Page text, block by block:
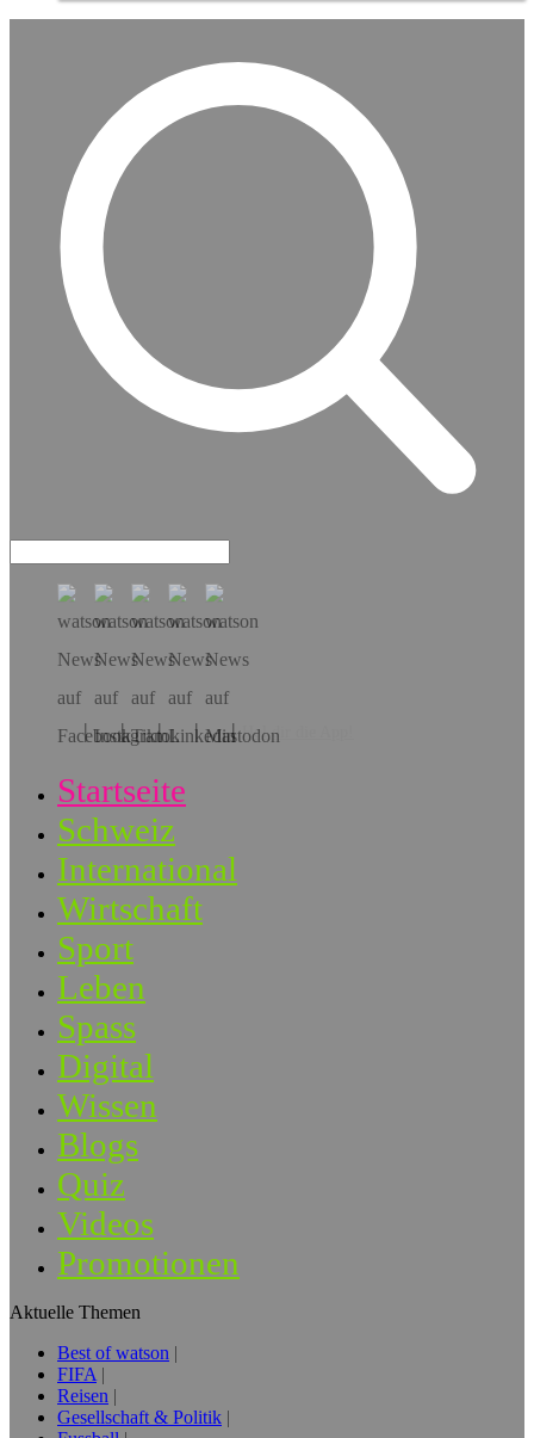
Hol dir die App!
Startseite
Schweiz
International
Wirtschaft
Sport
Leben
Spass
Digital
Wissen
Blogs
Quiz
Videos
Promotionen
Aktuelle Themen
Best of watson
FIFA
Reisen
Gesellschaft & Politik